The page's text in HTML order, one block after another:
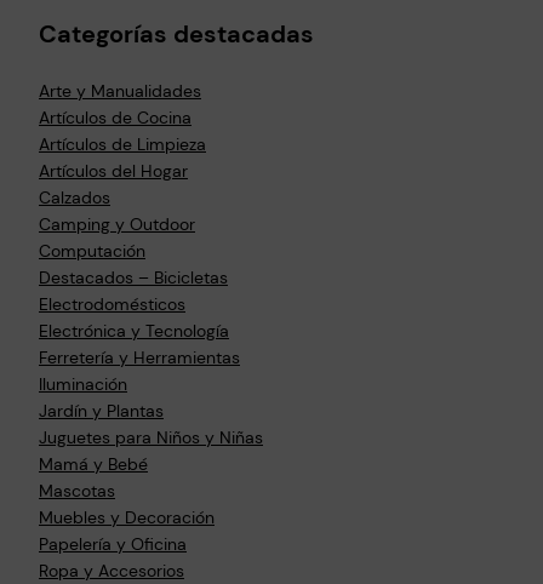
Categorías destacadas
Arte y Manualidades
Artículos de Cocina
Artículos de Limpieza
Artículos del Hogar
Calzados
Camping y Outdoor
Computación
Destacados – Bicicletas
Electrodomésticos
Electrónica y Tecnología
Ferretería y Herramientas
Iluminación
Jardín y Plantas
Juguetes para Niños y Niñas
Mamá y Bebé
Mascotas
Muebles y Decoración
Papelería y Oficina
Ropa y Accesorios